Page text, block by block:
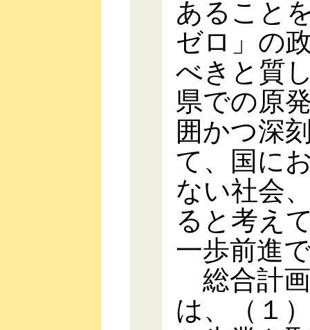
あること
ゼロ」の
べきと質
県での原
囲かつ深
て、国に
ない社会
ると考え
一歩前進
総合計
は、（１